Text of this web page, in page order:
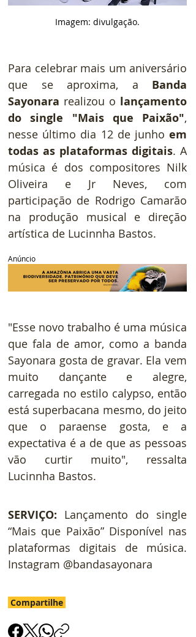
Imagem: divulgação.
Para celebrar mais um aniversário
que se aproxima, a Banda
Sayonara realizou o lançamento
do single "Mais que Paixão",
nesse último dia 12 de junho em
todas as plataformas digitais. A
música é dos compositores Nilk
Oliveira e Jr Neves, com
participação de Rodrigo Camarão
na produção musical e direção
artística de Lucinnha Bastos.
Anúncio
"Esse novo trabalho é uma música
que fala de amor, como a banda
Sayonara gosta de gravar. Ela vem
muito dançante e alegre,
carregada no estilo calypso, então
está superbacana mesmo, do jeito
que o paraense gosta, e a
expectativa é a de que as pessoas
vão curtir muito", ressalta
Lucinnha Bastos.
SERVIÇO: Lançamento do single
“Mais que Paixão” Disponível nas
plataformas digitais de música.
Instagram @bandasayonara
Compartilhe